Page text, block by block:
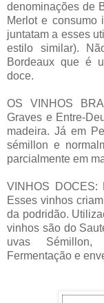
denominações de
Merlot e consumo
juntatam a esses
estilo similar).
Bordeaux que é
doce.
OS VINHOS
Graves e Entre-
madeira. Já em
sémillon e
parcialmente em
VINHOS DOCES:
Esses vinhos
da podridão.
vinhos são do
uvas Sémillon,
Fermentação e